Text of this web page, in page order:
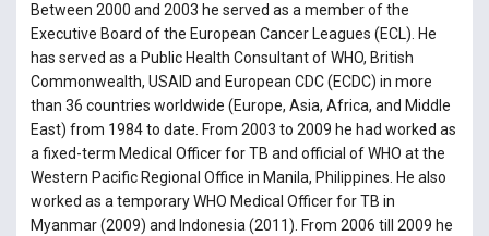
Between 2000 and 2003 he served as a member of the
Executive Board of the European Cancer Leagues (ECL). He
has served as a Public Health Consultant of WHO, British
Commonwealth, USAID and European CDC (ECDC) in more
than 36 countries worldwide (Europe, Asia, Africa, and Middle
East) from 1984 to date. From 2003 to 2009 he had worked as
a fixed-term Medical Officer for TB and official of WHO at the
Western Pacific Regional Office in Manila, Philippines. He also
worked as a temporary WHO Medical Officer for TB in
Myanmar (2009) and Indonesia (2011). From 2006 till 2009 he